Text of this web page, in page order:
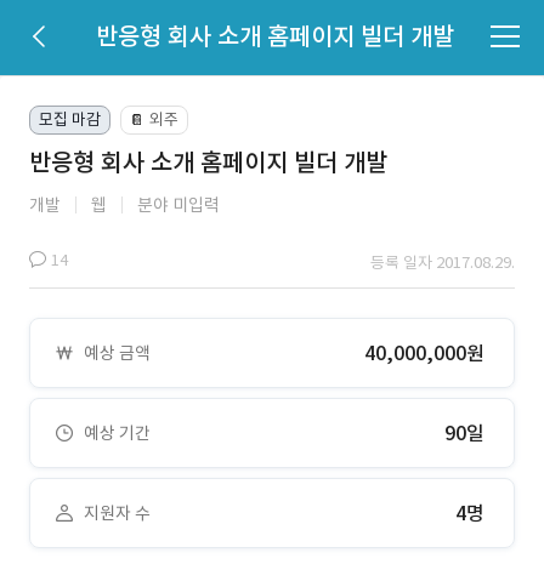
반응형 회사 소개 홈페이지 빌더 개발
모집 마감 📔 외주
반응형 회사 소개 홈페이지 빌더 개발
개발 웹 분야 미입력
14 등록 일자 2017.08.29.
예상 금액 40,000,000원
예상 기간 90일
지원자 수 4명